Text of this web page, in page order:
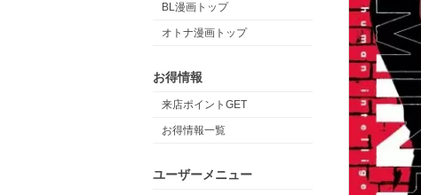
BL漫画トップ
オトナ漫画トップ
お得情報
来店ポイントGET
お得情報一覧
ユーザーメニュー